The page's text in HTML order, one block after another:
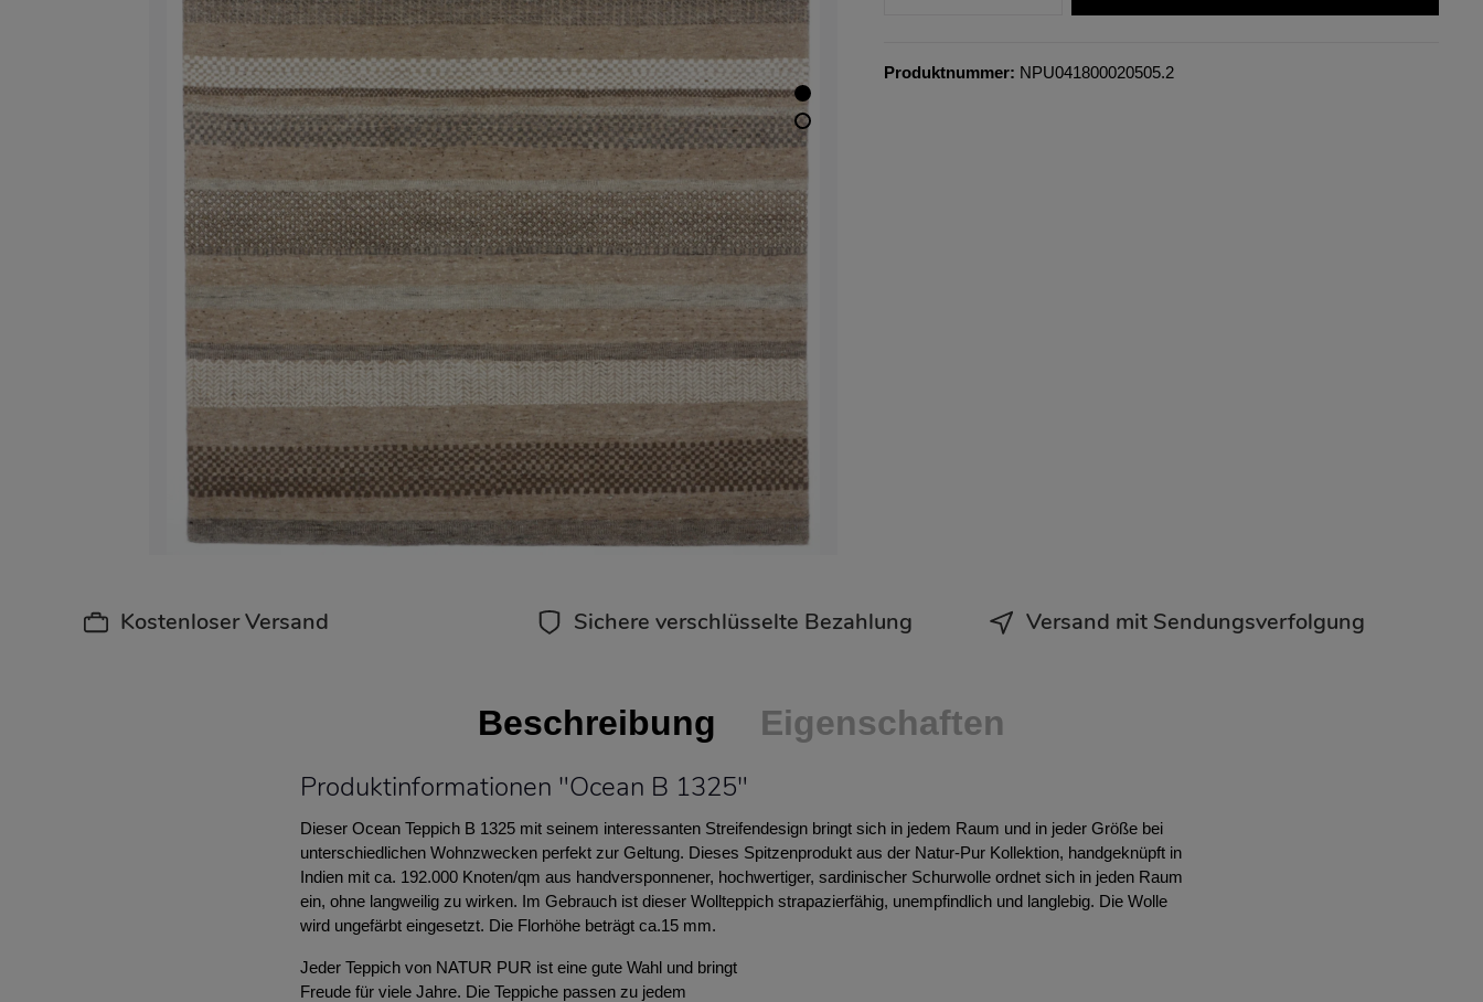
Produktnummer: NPU041800020505.2
Kostenloser Versand Sichere verschlüsselte Bezahlung Versand mit Sendungsverfolgung
Beschreibung Eigenschaften
Produktinformationen "Ocean B 1325"
Dieser Ocean Teppich B 1325 mit seinem interessanten Streifendesign bringt sich in jedem Raum und in jeder Größe bei
unterschiedlichen Wohnzwecken perfekt zur Geltung. Dieses Spitzenprodukt aus der Natur-Pur Kollektion, handgeknüpft in
Indien mit ca. 192.000 Knoten/qm aus handversponnener, hochwertiger, sardinischer Schurwolle ordnet sich in jeden Raum
ein, ohne langweilig zu wirken. Im Gebrauch ist dieser Wollteppich strapazierfähig, unempfindlich und langlebig. Die Wolle
wird ungefärbt eingesetzt. Die Florhöhe beträgt ca.15 mm.
Jeder Teppich von NATUR PUR ist eine gute Wahl und bringt
Freude für viele Jahre. Die Teppiche passen zu jedem